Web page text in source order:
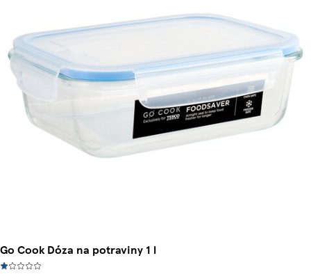
Go Cook Dóza na potraviny 1 l